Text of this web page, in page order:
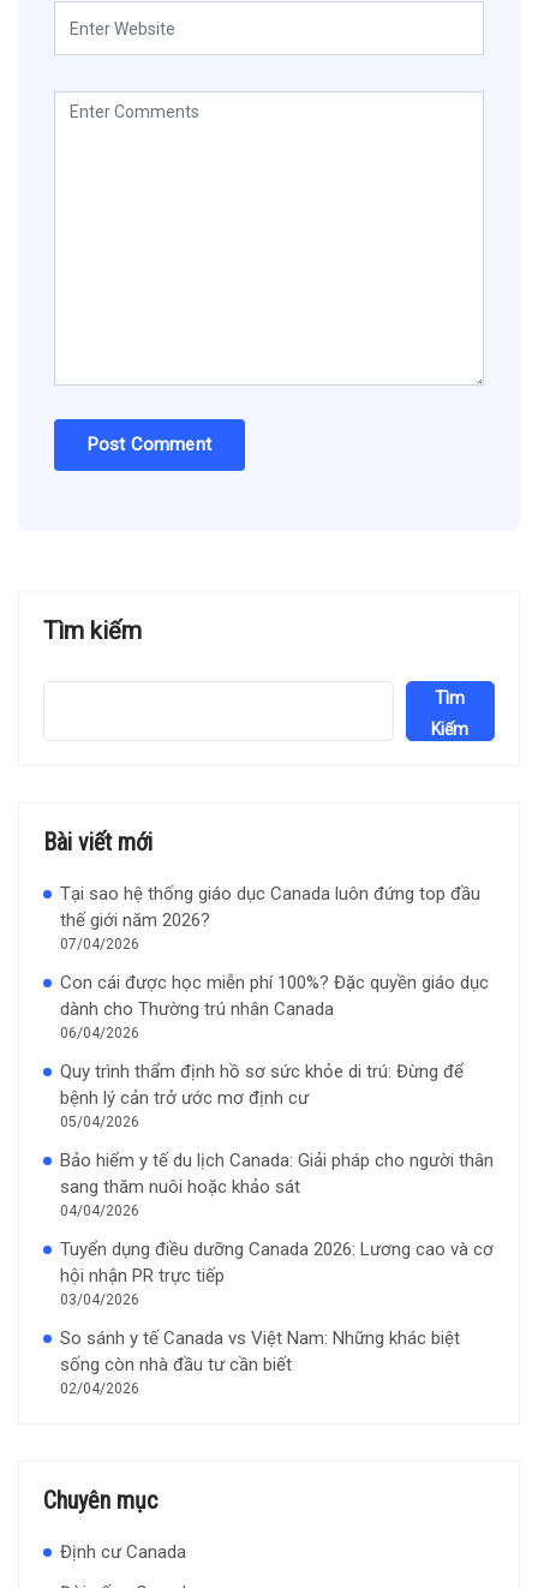
Tìm kiếm
Tìm
Kiếm
Bài viết mới
Tại sao hệ thống giáo dục Canada luôn đứng top đầu
thế giới năm 2026?
07/04/2026
Con cái được học miễn phí 100%? Đặc quyền giáo dục
dành cho Thường trú nhân Canada
06/04/2026
Quy trình thẩm định hồ sơ sức khỏe di trú: Đừng để
bệnh lý cản trở ước mơ định cư
05/04/2026
Bảo hiểm y tế du lịch Canada: Giải pháp cho người thân
sang thăm nuôi hoặc khảo sát
04/04/2026
Tuyển dụng điều dưỡng Canada 2026: Lương cao và cơ
hội nhận PR trực tiếp
03/04/2026
So sánh y tế Canada vs Việt Nam: Những khác biệt
sống còn nhà đầu tư cần biết
02/04/2026
Chuyên mục
Định cư Canada